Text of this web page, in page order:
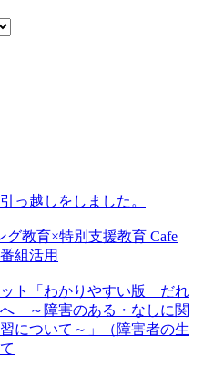
っ越しをしました。
グ教育×特別支援教育 Cafe
組活用
ット「わかりやすい版 だれ
～障害のある・なしに関
について～」（障害者の生